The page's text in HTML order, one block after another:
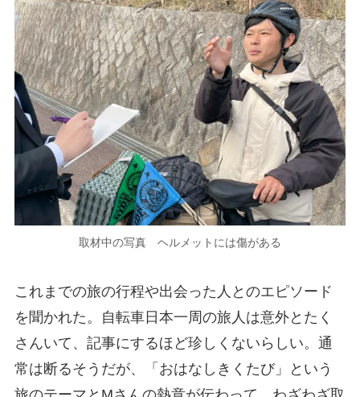
取材中の写真 ヘルメットには傷がある
これまでの旅の行程や出会った人とのエピソード
を聞かれた。自転車日本一周の旅人は意外とたく
さんいて、記事にするほど珍しくないらしい。通
常は断るそうだが、「おはなしきくたび」という